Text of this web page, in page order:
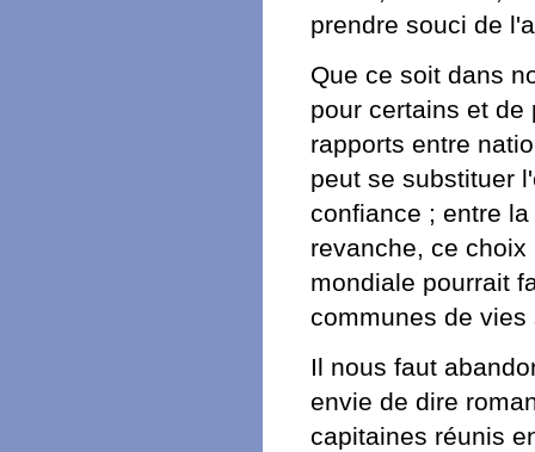
prendre souci de
Que ce soit dans
pour certains et
rapports entre
peut se substituer
confiance ; entre
revanche, ce
mondiale pourrait
communes de
Il nous faut
envie de dire
capitaines réunis